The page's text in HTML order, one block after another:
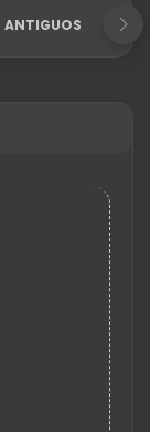
ANTIGUOS